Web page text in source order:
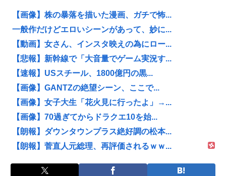
【画像】株の暴落を描いた漫画、ガチで怖...
一般作だけどエロいシーンがあって、妙に...
【動画】女さん、インスタ映えの為にロー...
【悲報】新幹線で「大音量でゲーム実況す...
【速報】USスチール、1800億円の黒...
【画像】GANTZの絶望シーン、ここで...
【画像】女子大生「花火見に行ったよ」→...
【画像】70過ぎてからドラクエ10を始...
【朗報】ダウンタウンプラス絶好調の松本...
【朗報】菅直人元総理、再評価されるｗｗ...